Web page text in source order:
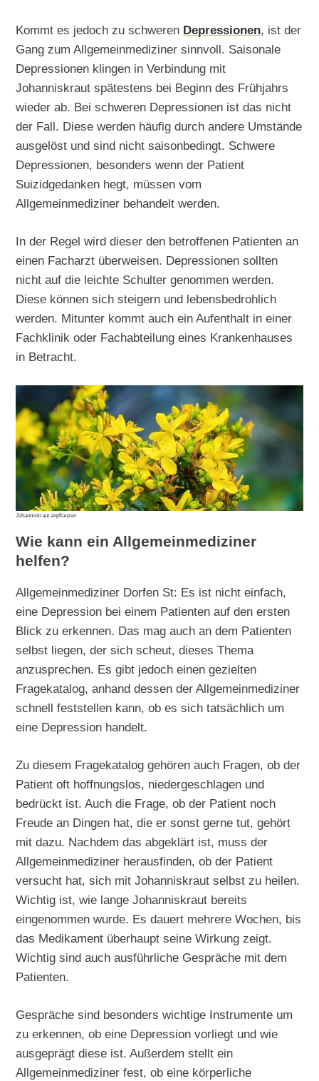
Kommt es jedoch zu schweren Depressionen, ist der
Gang zum Allgemeinmediziner sinnvoll. Saisonale
Depressionen klingen in Verbindung mit
Johanniskraut spätestens bei Beginn des Frühjahrs
wieder ab. Bei schweren Depressionen ist das nicht
der Fall. Diese werden häufig durch andere Umstände
ausgelöst und sind nicht saisonbedingt. Schwere
Depressionen, besonders wenn der Patient
Suizidgedanken hegt, müssen vom
Allgemeinmediziner behandelt werden.
In der Regel wird dieser den betroffenen Patienten an
einen Facharzt überweisen. Depressionen sollten
nicht auf die leichte Schulter genommen werden.
Diese können sich steigern und lebensbedrohlich
werden. Mitunter kommt auch ein Aufenthalt in einer
Fachklinik oder Fachabteilung eines Krankenhauses
in Betracht.
Johanniskraut anpflanzen
Wie kann ein Allgemeinmediziner
helfen?
Allgemeinmediziner Dorfen St: Es ist nicht einfach,
eine Depression bei einem Patienten auf den ersten
Blick zu erkennen. Das mag auch an dem Patienten
selbst liegen, der sich scheut, dieses Thema
anzusprechen. Es gibt jedoch einen gezielten
Fragekatalog, anhand dessen der Allgemeinmediziner
schnell feststellen kann, ob es sich tatsächlich um
eine Depression handelt.
Zu diesem Fragekatalog gehören auch Fragen, ob der
Patient oft hoffnungslos, niedergeschlagen und
bedrückt ist. Auch die Frage, ob der Patient noch
Freude an Dingen hat, die er sonst gerne tut, gehört
mit dazu. Nachdem das abgeklärt ist, muss der
Allgemeinmediziner herausfinden, ob der Patient
versucht hat, sich mit Johanniskraut selbst zu heilen.
Wichtig ist, wie lange Johanniskraut bereits
eingenommen wurde. Es dauert mehrere Wochen, bis
das Medikament überhaupt seine Wirkung zeigt.
Wichtig sind auch ausführliche Gespräche mit dem
Patienten.
Gespräche sind besonders wichtige Instrumente um
zu erkennen, ob eine Depression vorliegt und wie
ausgeprägt diese ist. Außerdem stellt ein
Allgemeinmediziner fest, ob eine körperliche